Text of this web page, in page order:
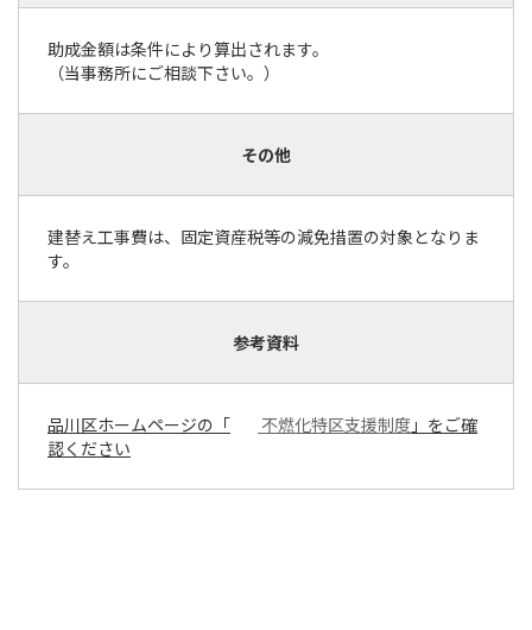
助成金額は条件により算出されます。
（当事務所にご相談下さい。）
その他
建替え工事費は、固定資産税等の減免措置の対象となりま
す。
参考資料
品川区ホームページの「 不燃化特区支援制度 」をご確
認ください